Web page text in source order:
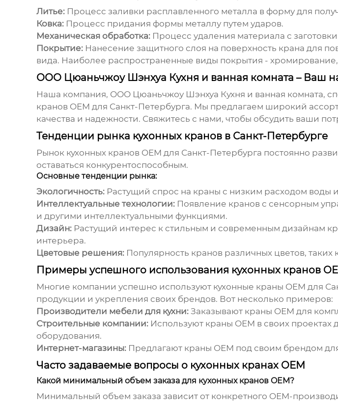
Литье:Процесс заливки расплавленного металла в форму для
Ковка:Процесс придания формы металлу путем ударов.
Механическая обработка:Процесс удаления материала с
Покрытие:Нанесение защитного слоя на поверхность крана для
вида. Наиболее распространенные виды покрытия -
ООО Цюаньчжоу Шэнхуа Кухня и ванная комната – Ваш
Наша компания, ООО Цюаньчжоу Шэнхуа Кухня и ванная комната,
кранов OEM для Санкт-Петербурга. Мы предлагаем широкий
качества и надежности. Свяжитесь с нами, чтобы обсудить ваши
Тенденции рынка кухонных кранов в Санкт-Петербурге
Рынок кухонных кранов OEM для Санкт-Петербурга постоянно
оставаться конкурентоспособным.
Основные тенденции рынка:
Экологичность:Растущий спрос на краны с низким расходом воды
Интеллектуальные технологии:Появление кранов с сенсорным
и другими интеллектуальными функциями.
Дизайн:Растущий интерес к стильным и современным дизайнам
интерьера.
Цветовые решения:Популярность кранов различных цветов,
Примеры успешного использования кухонных кранов
Многие компании успешно используют кухонные краны OEM для
продукции и укрепления своих брендов. Вот несколько примеров:
Производители мебели для кухни:Заказывают краны OEM для
Строительные компании:Используют краны OEM в своих проектах
оборудования.
Интернет-магазины:Предлагают краны OEM под своим брендом
Часто задаваемые вопросы о кухонных кранах OEM
Какой минимальный объем заказа для кухонных кранов OEM?
Минимальный объем заказа зависит от конкретного OEM-